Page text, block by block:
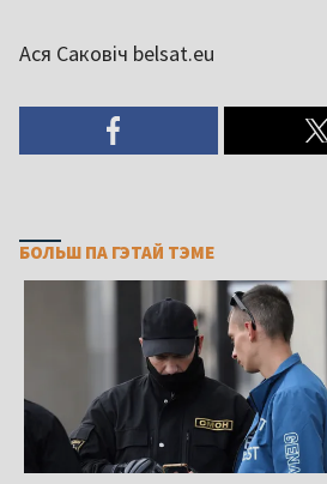
Ася Саковіч belsat.eu
БОЛЬШ ПА ГЭТАЙ ТЭМЕ